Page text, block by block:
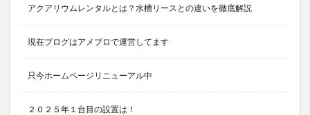
アクアリウムレンタルとは？水槽リースとの違いを徹底解説
現在ブログはアメブロで運営してます
只今ホームページリニューアル中
２０２５年１台目の設置は！